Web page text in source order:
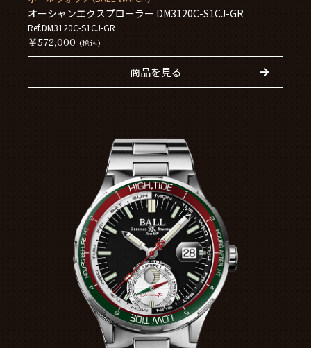
オーシャンエクスプローラー DM3120C-S1CJ-GR
Ref.DM3120C-S1CJ-GR
￥572,000 (税込)
商品を見る